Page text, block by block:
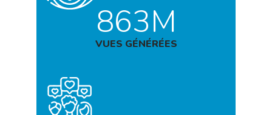
863M
VUES GÉNÉRÉES